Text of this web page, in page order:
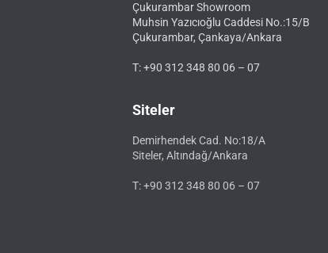
Çukurambar Showroom
Muhsin Yazıcıoğlu Caddesi No.:15/B
Çukurambar, Çankaya/Ankara
T: +90 312 348 80 06 – 07
Siteler
Demirhendek Cad. No:18/A
Siteler, Altındağ/Ankara
T: +90 312 348 80 06 – 07